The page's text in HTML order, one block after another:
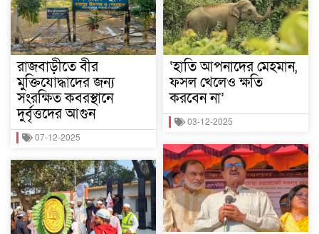
রাজবাড়ীতে বীর
মুক্তিযোদ্ধাদের জন্য
সংরক্ষিত কবরস্থানে
দুর্বৃত্তদের আগুন
07-12-2025
‘হাতি আপনাদের মেহমান,
ফসল খেলেও ক্ষতি
করবেন না’
03-12-2025